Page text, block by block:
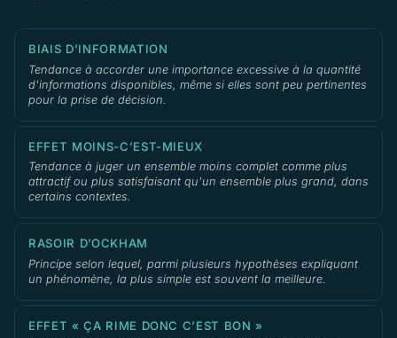
BIAIS D’INFORMATION
Tendance à accorder une importance excessive à la quantité
d'informations disponibles, même si elles sont peu pertinentes
pour la prise de décision.
EFFET MOINS-C’EST-MIEUX
Tendance à juger un ensemble moins complet comme plus
attractif ou plus satisfaisant qu'un ensemble plus grand, dans
certains contextes.
RASOIR D’OCKHAM
Principe selon lequel, parmi plusieurs hypothèses expliquant
un phénomène, la plus simple est souvent la meilleure.
EFFET « ÇA RIME DONC C’EST BON »